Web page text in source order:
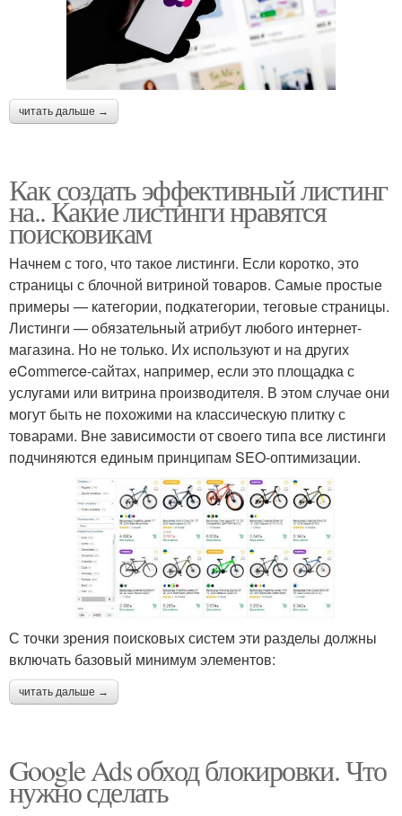
читать дальше →
Как создать эффективный листинг
на.. Какие листинги нравятся
поисковикам
Начнем с того, что такое листинги. Если коротко, это
страницы с блочной витриной товаров. Самые простые
примеры — категории, подкатегории, теговые страницы.
Листинги — обязательный атрибут любого интернет-
магазина. Но не только. Их используют и на других
eCommerce-сайтах, например, если это площадка с
услугами или витрина производителя. В этом случае они
могут быть не похожими на классическую плитку с
товарами. Вне зависимости от своего типа все листинги
подчиняются единым принципам SEO-оптимизации.
С точки зрения поисковых систем эти разделы должны
включать базовый минимум элементов:
читать дальше →
Google Ads обход блокировки. Что
нужно сделать